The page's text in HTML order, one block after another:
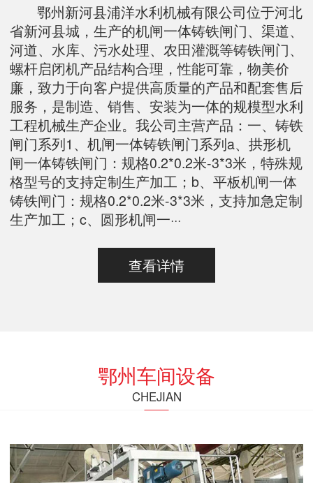
鄂州新河县浦洋水利机械有限公司位于河北
省新河县城，生产的机闸一体铸铁闸门、渠道、
河道、水库、污水处理、农田灌溉等铸铁闸门、
螺杆启闭机产品结构合理，性能可靠，物美价
廉，致力于向客户提供高质量的产品和配套售后
服务，是制造、销售、安装为一体的规模型水利
工程机械生产企业。我公司主营产品：一、铸铁
闸门系列1、机闸一体铸铁闸门系列a、拱形机
闸一体铸铁闸门：规格0.2*0.2米-3*3米，特殊规
格型号的支持定制生产加工；b、平板机闸一体
铸铁闸门：规格0.2*0.2米-3*3米，支持加急定制
生产加工；c、圆形机闸一···
查看详情
鄂州车间设备
CHEJIAN